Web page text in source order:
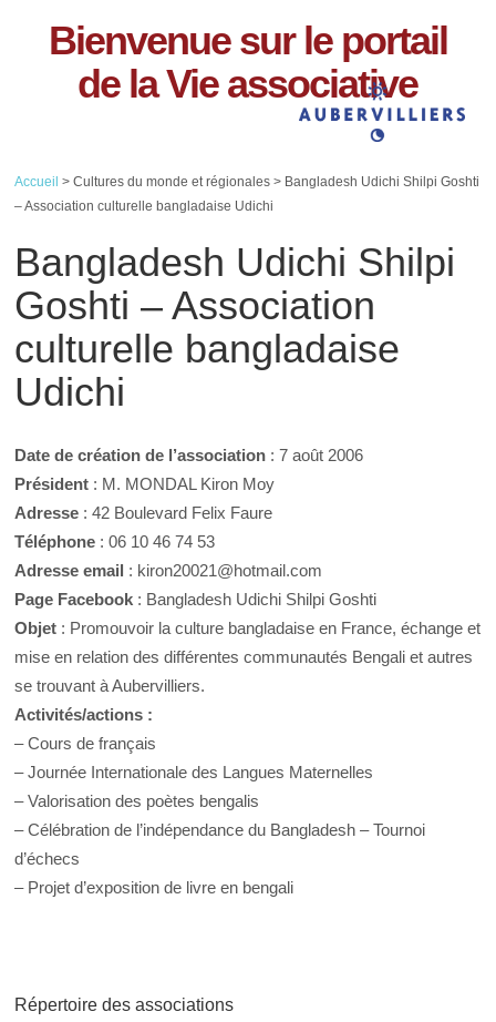
Bienvenue sur le portail
de la Vie associative
Accueil > Cultures du monde et régionales > Bangladesh Udichi Shilpi Goshti
– Association culturelle bangladaise Udichi
Bangladesh Udichi Shilpi
Goshti – Association
culturelle bangladaise
Udichi
Date de création de l’association : 7 août 2006
Président : M. MONDAL Kiron Moy
Adresse : 42 Boulevard Felix Faure
Téléphone : 06 10 46 74 53
Adresse email : kiron20021@hotmail.com
Page Facebook : Bangladesh Udichi Shilpi Goshti
Objet : Promouvoir la culture bangladaise en France, échange et
mise en relation des différentes communautés Bengali et autres
se trouvant à Aubervilliers.
Activités/actions :
– Cours de français
– Journée Internationale des Langues Maternelles
– Valorisation des poètes bengalis
– Célébration de l’indépendance du Bangladesh – Tournoi
d’échecs
– Projet d’exposition de livre en bengali
Répertoire des associations